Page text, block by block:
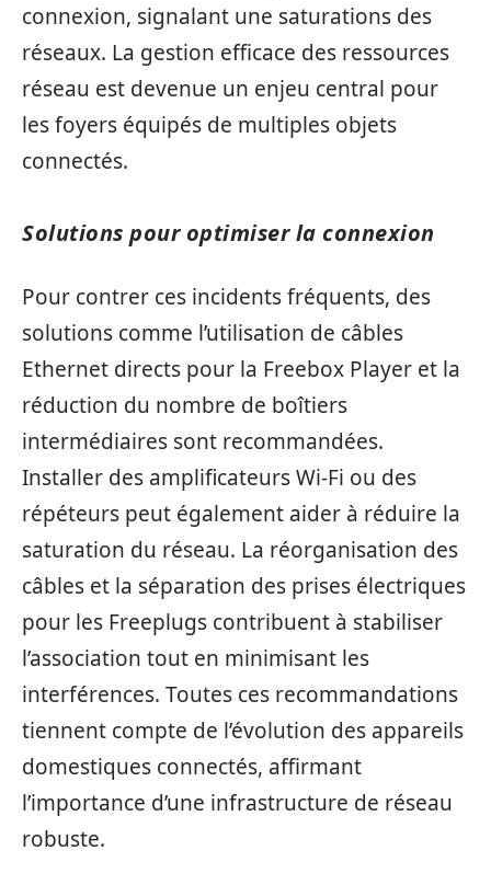
connexion, signalant une saturations des
réseaux. La gestion efficace des ressources
réseau est devenue un enjeu central pour
les foyers équipés de multiples objets
connectés.
Solutions pour optimiser la connexion
Pour contrer ces incidents fréquents, des
solutions comme l’utilisation de câbles
Ethernet directs pour la Freebox Player et la
réduction du nombre de boîtiers
intermédiaires sont recommandées.
Installer des amplificateurs Wi-Fi ou des
répéteurs peut également aider à réduire la
saturation du réseau. La réorganisation des
câbles et la séparation des prises électriques
pour les Freeplugs contribuent à stabiliser
l’association tout en minimisant les
interférences. Toutes ces recommandations
tiennent compte de l’évolution des appareils
domestiques connectés, affirmant
l’importance d’une infrastructure de réseau
robuste.